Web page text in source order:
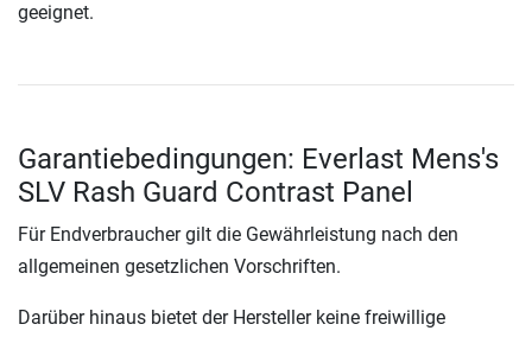
geeignet.
Garantiebedingungen: Everlast Mens's
SLV Rash Guard Contrast Panel
Für Endverbraucher gilt die Gewährleistung nach den
allgemeinen gesetzlichen Vorschriften.
Darüber hinaus bietet der Hersteller keine freiwillige